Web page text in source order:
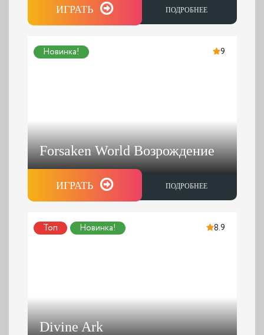
ИГРАТЬ ПОДРОБНЕЕ
Новинка! 9
Forsaken World Возрождение
ИГРАТЬ ПОДРОБНЕЕ
Топ Новинка! 8.9
Divine Ark